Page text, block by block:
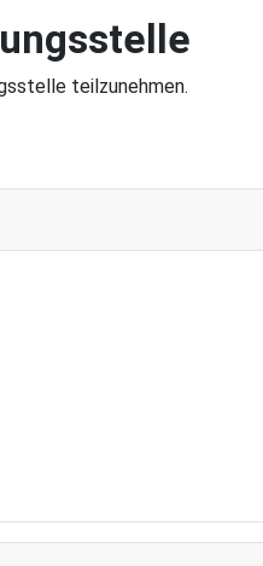
teilzunehmen.